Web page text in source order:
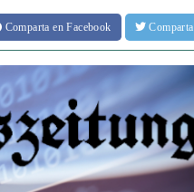
Compartaen Facebook Comparta